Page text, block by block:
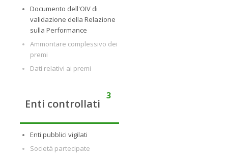
Documento dell'OIV di
validazione della Relazione
sulla Performance
Ammontare complessivo dei
premi
Dati relativi ai premi
3
Enti controllati
Enti pubblici vigilati
Società partecipate